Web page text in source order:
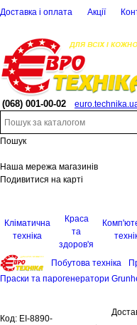
Доставка і оплата Акції
(068) 001-00-02
Пошук
Наша мережа магазинів
Подивитися на карті
Кліматична
техніка
Краса
та
здоров'я
Побутова техніка
Праски та парогенератори
Код: EI-8890-